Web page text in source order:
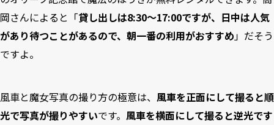
岡さんによると「貸し出しは8:30〜17:00ですが、日中は人気
があり待つことがあるので、朝一番の利用がおすすめ 」だそう
ですよ。
風車と魔女写真の撮り方の極意は、 風車を正面にして撮ると順
光で写真が撮りやすいです。 風車を横面にして撮ると逆光です